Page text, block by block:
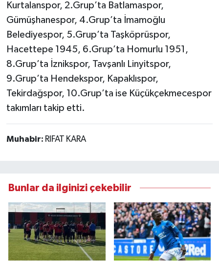
Kurtalanspor, 2.Grup’ta Batlamaspor,
Gümüşhanespor, 4.Grup’ta İmamoğlu
Belediyespor, 5.Grup’ta Taşköprüspor,
Hacettepe 1945, 6.Grup’ta Homurlu 1951,
8.Grup’ta İznikspor, Tavşanlı Linyitspor,
9.Grup’ta Hendekspor, Kapaklıspor,
Tekirdağspor, 10.Grup’ta ise Küçükçekmecespor
takımları takip etti.
Muhabir: RIFAT KARA
Bunlar da ilginizi çekebilir